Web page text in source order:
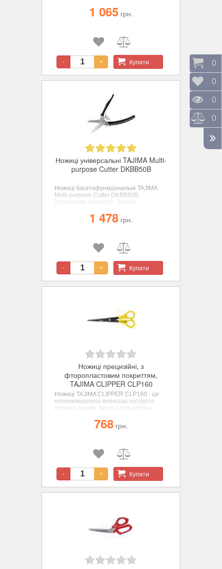
поверхні та надзвичайно довгий термін
1 065 грн.
- + Купити
Ножиці універсальні TAJIMA Multi-
purpose Cutter DKBB50B
Ножиці багатофункціональні TAJIMA
Multi-purpose Cutter DKBB50B.
Хромоване покриття. Зручна
заусенців. Для різання легкого кабелю і
тонкого заліза.1 478 грн.
- + Купити
Ножиці прецизійні, з
фторопластовим покриттям,
TAJIMA CLIPPER CLP160
Ножиці TAJIMA CLIPPER CLP160 - це
неперевершена японська гострота
ріжучих кромок, висока прецизійна
поверхні та надзвичайно довгий термін
768 грн.
- + Купити
0
0
0
0